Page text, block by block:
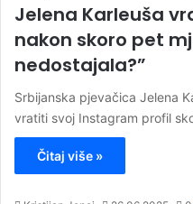
Jelena Karleuša
nakon skoro pet
nedostajala?”
Srbijanska pjevačica Jelena
vratiti svoj Instagram profil
Čitaj više »